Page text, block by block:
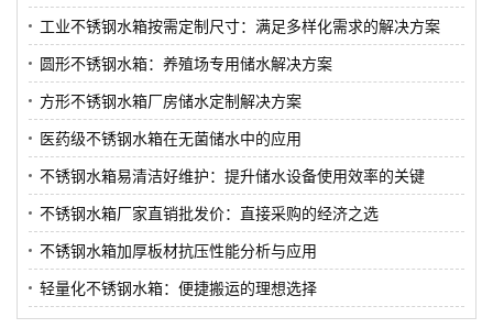
工业不锈钢水箱按需定制尺寸：满足多样化需求的解决方案
圆形不锈钢水箱：养殖场专用储水解决方案
方形不锈钢水箱厂房储水定制解决方案
医药级不锈钢水箱在无菌储水中的应用
不锈钢水箱易清洁好维护：提升储水设备使用效率的关键
不锈钢水箱厂家直销批发价：直接采购的经济之选
不锈钢水箱加厚板材抗压性能分析与应用
轻量化不锈钢水箱：便捷搬运的理想选择